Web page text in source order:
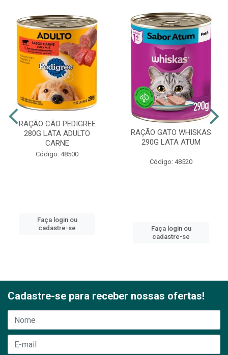
RAÇÃO CÃO PEDIGREE
280G LATA ADULTO
CARNE
Código: 48500
Faça login ou
cadastre-se
RAÇÃO GATO WHISKAS
290G LATA ATUM
Código: 48520
Faça login ou
cadastre-se
Cadastre-se para receber nossas ofertas!